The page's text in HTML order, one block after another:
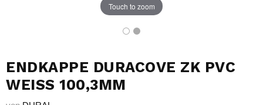
Touch to zoom
ENDKAPPE DURACOVE ZK PVC
WEISS 100,3MM